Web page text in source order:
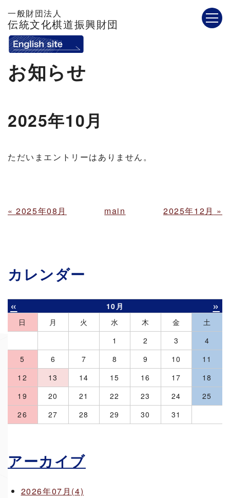
一般財団法人
伝統文化棋道振興財団
お知らせ
2025年10月
ただいまエントリーはありません。
«2025年08月 main 2025年12月 »
カレンダー
« 10月 »
日 月 火 水 木 金
土
1
2 3
4
5
6 7 8 9 10
11
12
13 14 15 16 17
18
19
20 21 22 23 24
25
26
27 28 29 30 31
アーカイブ
2026年07月(4)